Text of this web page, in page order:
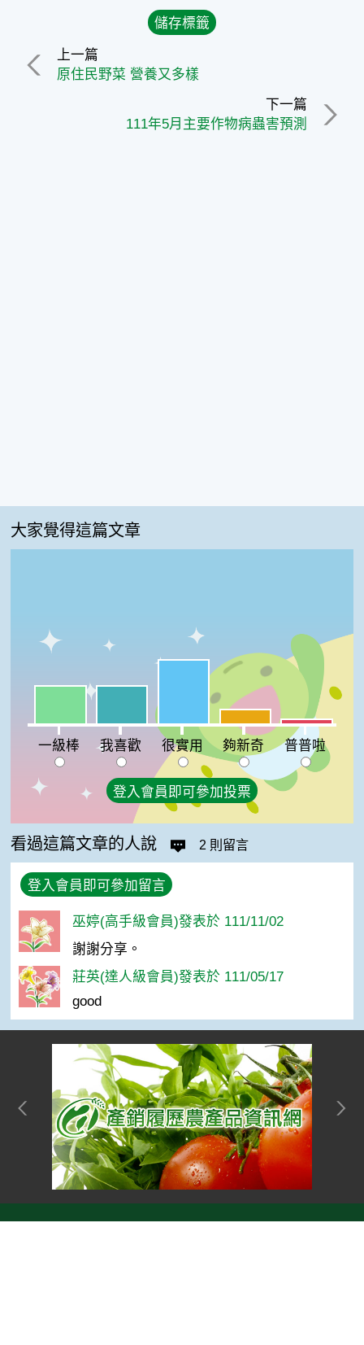
上一篇
原住民野菜 營養又多樣
下一篇
111年5月主要作物病蟲害預測
大家覺得這篇文章
一級棒:24%我喜歡:24%
很實用:41%
夠新奇:9%
普普啦:3%
一級棒
我喜歡 很實用 夠新奇 普普啦
登入會員即可參加投票
看過這篇文章的人說 2 則留言
登入會員即可參加留言
巫婷(高手級會員)發表於 111/11/02
謝謝分享。
莊英(達人級會員)發表於 111/05/17
good